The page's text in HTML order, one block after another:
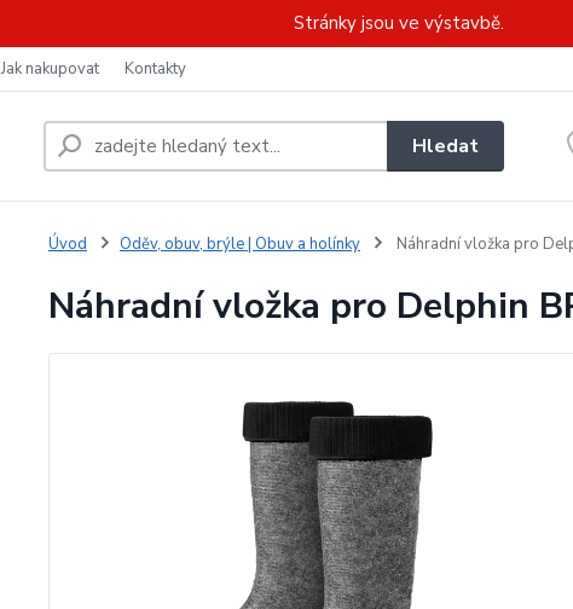
Stránky jsou ve výstavbě.
Jak nakupovat Kontakty
Hledat
Úvod Oděv, obuv, brýle | Obuv a holínky Náhradní vložka pro
Náhradní vložka pro Delphin